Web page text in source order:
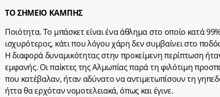
ΤΟ ΣΗΜΕΙΟ ΚΑΜΠΗΣ
Ποιότητα. Το μπάσκετ είναι ένα άθλημα στο οποίο κατά
ισχυρότερος, κάτι που λόγου χάρη δεν συμβαίνει στο
Η διαφορά δυναμικότητας στην προκείμενη περίπτωση
εμφανής. Οι παίκτες της Αλμωπίας παρά τη φιλότιμη
που κατέβαλαν, ήταν αδύνατο να αντιμετωπίσουν τη
ήττα θα ερχόταν νομοτελειακά, όπως και έγινε.